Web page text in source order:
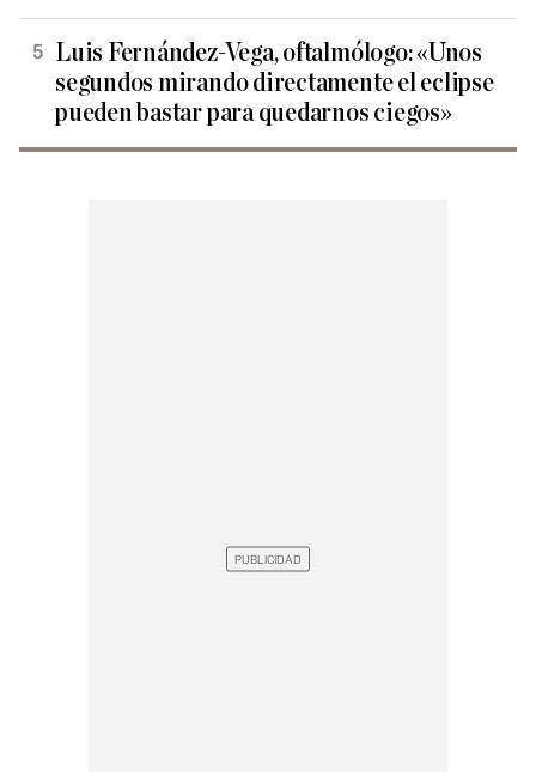
Luis Fernández-Vega, oftalmólogo: «Unos
segundos mirando directamente el eclipse
pueden bastar para quedarnos ciegos»